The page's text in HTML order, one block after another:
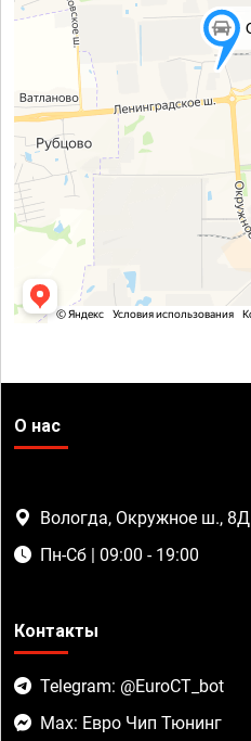
О нас
Вологда, Окружное ш., 8Д
Пн-Сб | 09:00 - 19:00
Контакты
Telegram: @EuroCT_bot
Max: Евро Чип Тюнинг